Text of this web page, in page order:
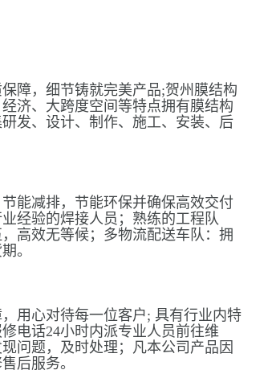
障，细节铸就完美产品;贺州膜结构
济、大跨度空间等特点拥有膜结构
发、设计、制作、施工、安装、后
能减排，节能环保并确保高效交付
经验的焊接人员；熟练的工程队
高效无等候；多物流配送车队：拥
。
用心对待每一位客户; 具有行业内特
电话24小时内派专业人员前往维
问题，及时处理；凡本公司产品因
后服务。